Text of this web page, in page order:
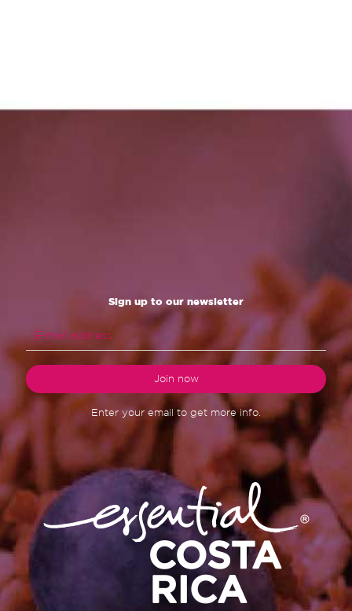
Sign up to our newsletter
Enter your email to get more info.